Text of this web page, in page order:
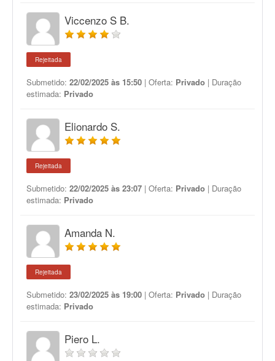
Viccenzo S B.
Rejeitada
Submetido: 22/02/2025 às 15:50 | Oferta: Privado | Duração
estimada: Privado
Elionardo S.
Rejeitada
Submetido: 22/02/2025 às 23:07 | Oferta: Privado | Duração
estimada: Privado
Amanda N.
Rejeitada
Submetido: 23/02/2025 às 19:00 | Oferta: Privado | Duração
estimada: Privado
Piero L.